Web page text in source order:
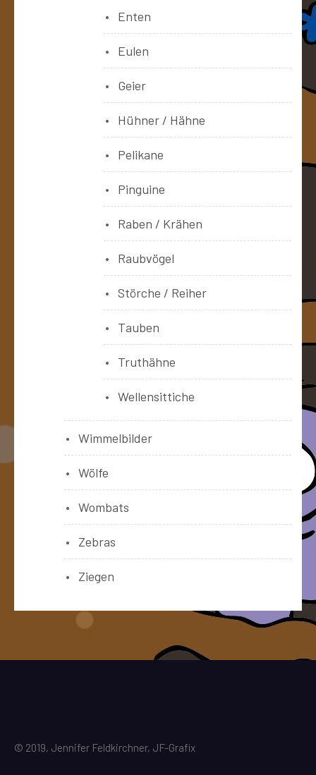
Enten
Eulen
Geier
Hühner / Hähne
Pelikane
Pinguine
Raben / Krähen
Raubvögel
Störche / Reiher
Tauben
Truthähne
Wellensittiche
Wimmelbilder
Wölfe
Wombats
Zebras
Ziegen
© 2019, Jennifer Feldkirchner, JF-Grafix